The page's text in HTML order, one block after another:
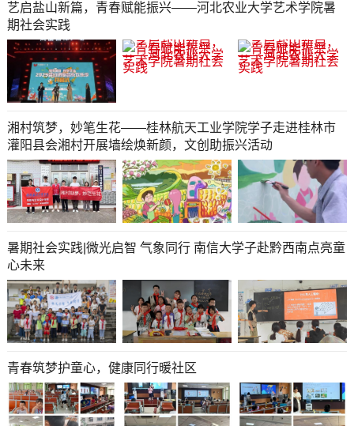
艺启盐山新篇，青春赋能振兴——河北农业大学艺术学院暑
期社会实践
湘村筑梦，妙笔生花——桂林航天工业学院学子走进桂林市
灌阳县会湘村开展墙绘焕新颜，文创助振兴活动
暑期社会实践|微光启智 气象同行 南信大学子赴黔西南点亮童
心未来
青春筑梦护童心，健康同行暖社区